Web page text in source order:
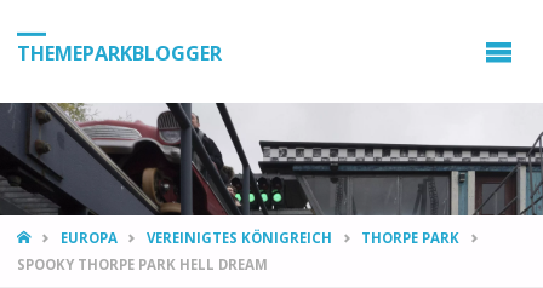
THEMEPARKBLOGGER
HOMEEUROPA VEREINIGTES KÖNIGREICH
THORPE PARK
SPOOKY THORPE PARK HELL DREAM